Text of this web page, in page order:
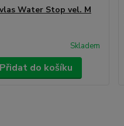
Water Stop vel. M
Skladem
Přidat do košíku